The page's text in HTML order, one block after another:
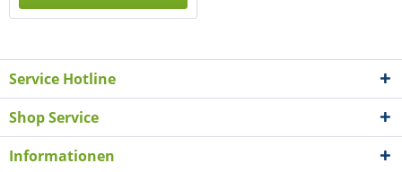
Service Hotline
Shop Service
Informationen